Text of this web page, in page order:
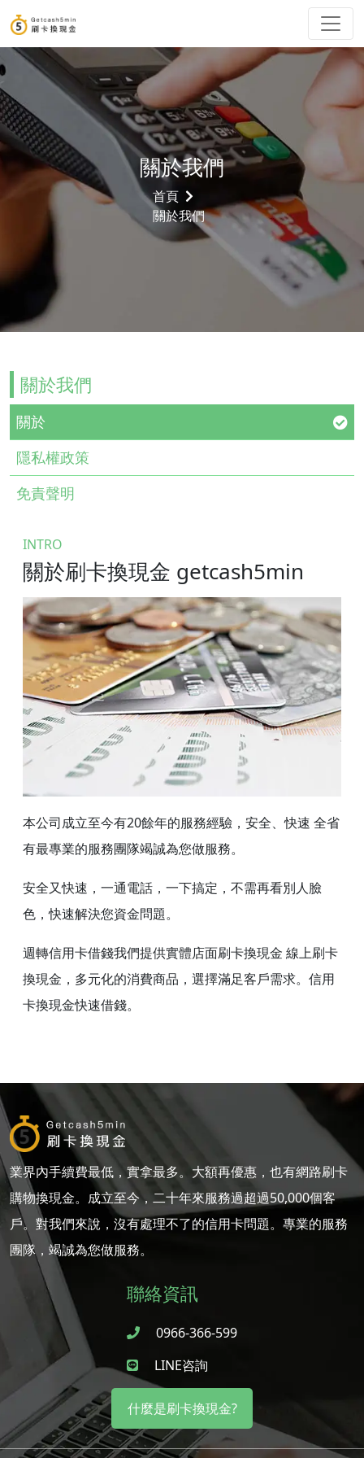
關於我們
首頁
關於我們
關於我們
關於
隱私權政策
免責聲明
INTRO
關於刷卡換現金 getcash5min
本公司成立至今有20餘年的服務經驗，安全、快速 全省
有最專業的服務團隊竭誠為您做服務。
安全又快速，一通電話，一下搞定，不需再看別人臉
色，快速解決您資金問題。
週轉信用卡借錢我們提供實體店面刷卡換現金 線上刷卡
換現金，多元化的消費商品，選擇滿足客戶需求。信用
卡換現金快速借錢。
業界內手續費最低，實拿最多。大額再優惠，也有網路刷卡
購物換現金。成立至今，二十年來服務過超過50,000個客
戶。對我們來說，沒有處理不了的信用卡問題。專業的服務
團隊，竭誠為您做服務。
聯絡資訊
0966-366-599
LINE咨詢
什麼是刷卡換現金?